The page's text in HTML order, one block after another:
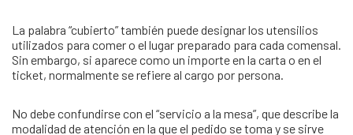
La palabra “cubierto” también puede designar los utensilios
utilizados para comer o el lugar preparado para cada comensal.
Sin embargo, si aparece como un importe en la carta o en el
ticket, normalmente se refiere al cargo por persona.
No debe confundirse con el “servicio a la mesa”, que describe la
modalidad de atención en la que el pedido se toma y se sirve